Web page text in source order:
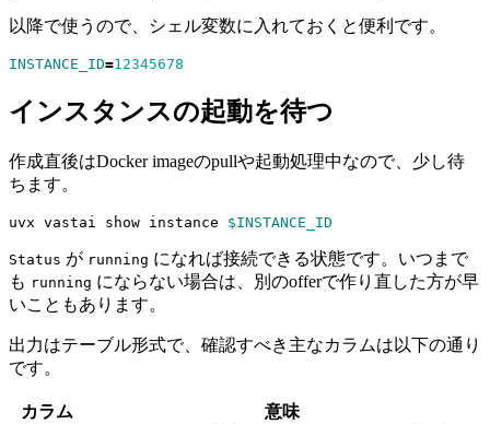
以降で使うので、シェル変数に入れておくと便利です。
INSTANCE_ID=12345678
インスタンスの起動を待つ
作成直後はDocker imageのpullや起動処理中なので、少し待
ちます。
uvx vastai show instance $INSTANCE_ID
Status が running になれば接続できる状態です。いつまで
も running にならない場合は、別のofferで作り直した方が早
いこともあります。
出力はテーブル形式で、確認すべき主なカラムは以下の通り
です。
カラム 意味